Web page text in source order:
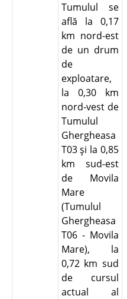
Tumulul se
află la 0,17
km nord-est
de un drum
de
exploatare,
la 0,30 km
nord-vest de
Tumulul
Ghergheasa
T03 şi la 0,85
km sud-est
de Movila
Mare
(Tumulul
Ghergheasa
T06 - Movila
Mare), la
0,72 km sud
de cursul
actual al